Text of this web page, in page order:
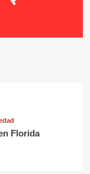
Florida